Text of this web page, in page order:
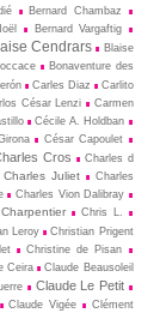
Bernard Chambaz
Bernard Vargaftig
Cendrars
Blaise
Bonaventure des
Carles Diaz
Carlito
César Lenzi
Carmen
Cécile A. Holdban
César Capoulet
Cros
Charles d
Charles Juliet
Charles
Charles Vion Dalibray
Chris L.
Leroy
Christian Prigent
Christine de Pisan
Ceira Claude Beausoleil
Claude Le Petit
Claude Vigée
Clément